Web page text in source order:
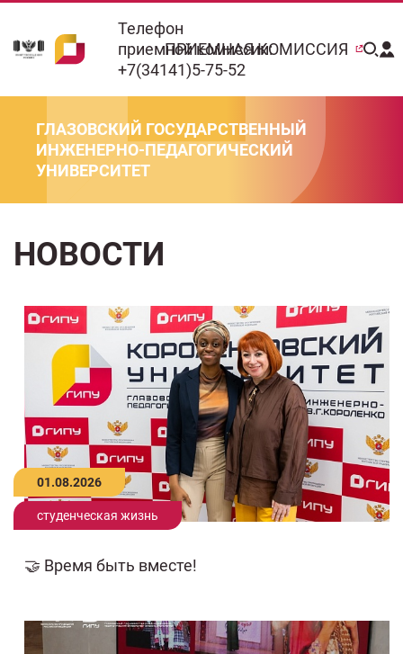
Телефон
приемной комиссии:
+7(34141)5-75-52
ПРИЕМНАЯ КОМИССИЯ
ГЛАЗОВСКИЙ ГОСУДАРСТВЕННЫЙ
ИНЖЕНЕРНО-ПЕДАГОГИЧЕСКИЙ
УНИВЕРСИТЕТ
НОВОСТИ
01.08.2026
студенческая жизнь
🤝 Время быть вместе!